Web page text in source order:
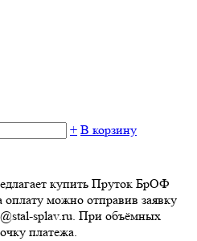
+ В корзину
купить Пруток БрОФ
можно отправив заявку
splav.ru. При объёмных
платежа.